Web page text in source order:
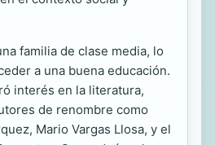
familia de clase media, lo
a una buena educación.
interés en la literatura,
de renombre como
Mario Vargas Llosa, y el